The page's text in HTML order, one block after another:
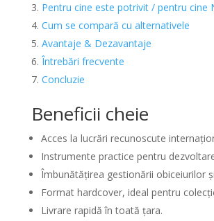
Pentru cine este potrivit / pentru cine
Cum se compară cu alternativele
Avantaje & Dezavantaje
Întrebări frecvente
Concluzie
Beneficii cheie
Acces la lucrări recunoscute
Instrumente practice pentru
Îmbunătățirea gestionării obiceiurilor
Format hardcover, ideal pentru
Livrare rapidă în toată țara.